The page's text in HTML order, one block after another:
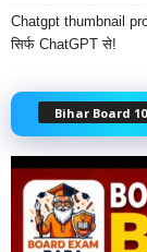
Chatgpt thumbnail
सिर्फ ChatGPT से!
Bihar Board